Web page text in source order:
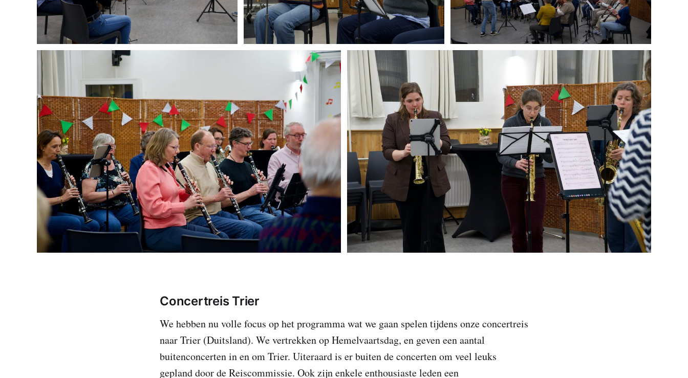
Concertreis Trier
We hebben nu volle focus op het programma wat we gaan spelen tijdens onze concertreis
naar Trier (Duitsland). We vertrekken op Hemelvaartsdag, en geven een aantal
buitenconcerten in en om Trier. Uiteraard is er buiten de concerten om veel leuks
gepland door de Reiscommissie. Ook zijn enkele enthousiaste leden een